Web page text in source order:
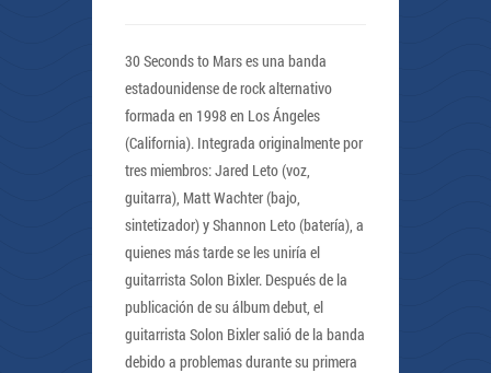
30 Seconds to Mars es una banda
estadounidense de rock alternativo
formada en 1998 en Los Ángeles
(California). Integrada originalmente por
tres miembros: Jared Leto (voz,
guitarra), Matt Wachter (bajo,
sintetizador) y Shannon Leto (batería), a
quienes más tarde se les uniría el
guitarrista Solon Bixler. Después de la
publicación de su álbum debut, el
guitarrista Solon Bixler salió de la banda
debido a problemas durante su primera